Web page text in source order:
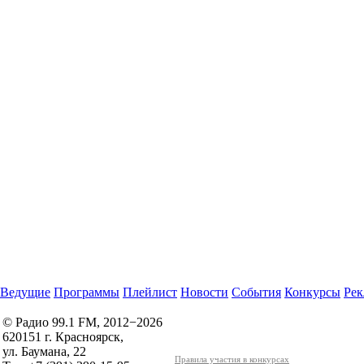
Ведущие Программы Плейлист Новости События Конкурсы
© Радио 99.1 FM, 2012−2026
620151 г. Красноярск,
ул. Баумана, 22
Правила участия в конкурсах